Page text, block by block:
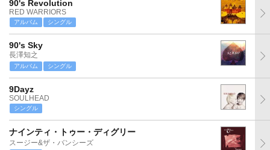
90's Revolution
RED WARRIORS
アルバム シングル
90's Sky
長澤知之
アルバム シングル
9Dayz
SOULHEAD
シングル
ナインティ・トゥー・ディグリー
スージー&ザ・バンシーズ